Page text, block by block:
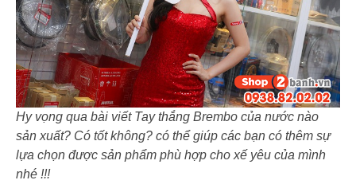
Hy vọng qua bài viết Tay thắng Brembo của nước nào
sản xuất? Có tốt không? có thể giúp các bạn có thêm sự
lựa chọn được sản phẩm phù hợp cho xế yêu của mình
nhé !!!